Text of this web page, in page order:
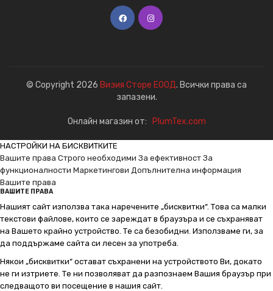
© Copyright 2026 Визия Сторе ЕООД. Всички права са
запазени.
Онлайн магазин от: PlumTex.com
НАСТРОЙКИ НА БИСКВИТКИТЕ
Вашите права Строго необходими За ефективност За
функционалности Маркетингови Допълнителна информация
Вашите права
ВАШИТЕ ПРАВА
Нашият сайт използва така наречените „бисквитки“. Това са малки
текстови файлове, които се зареждат в браузъра и се съхраняват
на Вашето крайно устройство. Те са безобидни. Използваме ги, за
да поддържаме сайта си лесен за употреба.
Някои „бисквитки“ остават съхранени на устройството Ви, докато
не ги изтриете. Те ни позволяват да разпознаем Вашия браузър при
следващото ви посещение в нашия сайт.